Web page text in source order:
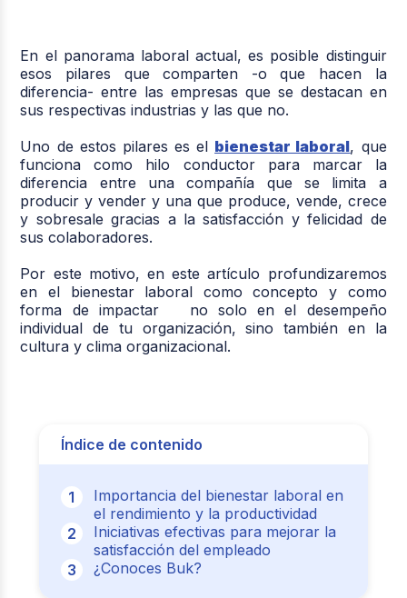
En el panorama laboral actual, es posible distinguir
esos pilares que comparten -o que hacen la
diferencia- entre las empresas que se destacan en
sus respectivas industrias y las que no.
Uno de estos pilares es el bienestar laboral, que
funciona como hilo conductor para marcar la
diferencia entre una compañía que se limita a
producir y vender y una que produce, vende, crece
y sobresale gracias a la satisfacción y felicidad de
sus colaboradores.
Por este motivo, en este artículo profundizaremos
en el bienestar laboral como concepto y como
forma de impactar no solo en el desempeño
individual de tu organización, sino también en la
cultura y clima organizacional.
Índice de contenido
Importancia del bienestar laboral en
el rendimiento y la productividad
Iniciativas efectivas para mejorar la
satisfacción del empleado
¿Conoces Buk?